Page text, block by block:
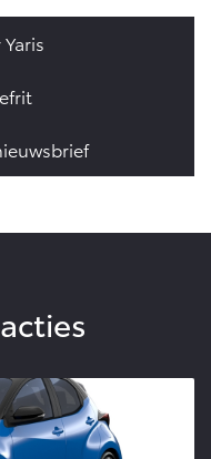
(excl. BTW)
ALS BATTERIJ-
€ 56.570,-